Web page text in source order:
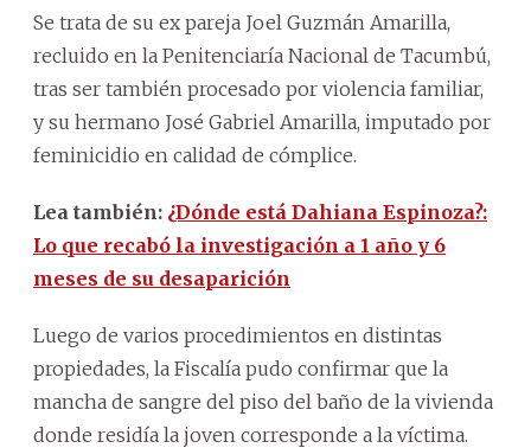
Se trata de su ex pareja Joel Guzmán Amarilla,
recluido en la Penitenciaría Nacional de Tacumbú,
tras ser también procesado por violencia familiar,
y su hermano José Gabriel Amarilla, imputado por
feminicidio en calidad de cómplice.
Lea también: ¿Dónde está Dahiana Espinoza?:
Lo que recabó la investigación a 1 año y 6
meses de su desaparición
Luego de varios procedimientos en distintas
propiedades, la Fiscalía pudo confirmar que la
mancha de sangre del piso del baño de la vivienda
donde residía la joven corresponde a la víctima.